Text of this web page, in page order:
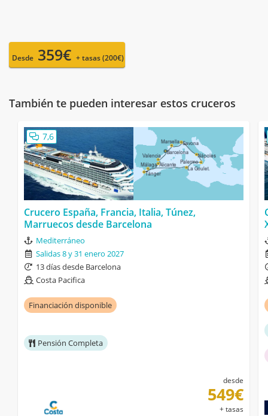
Desde 359€ + tasas (200€)
También te pueden interesar estos cruceros
7,6
Crucero España, Francia, Italia, Túnez,
Marruecos desde Barcelona
Mediterráneo
Salidas 8 y 31 enero 2027
13 días desde Barcelona
Costa Pacifica
Financiación disponible
Pensión Completa
desde
549€
+ tasas